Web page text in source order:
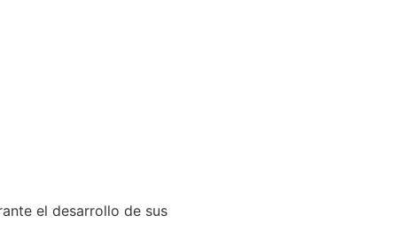
el desarrollo de sus